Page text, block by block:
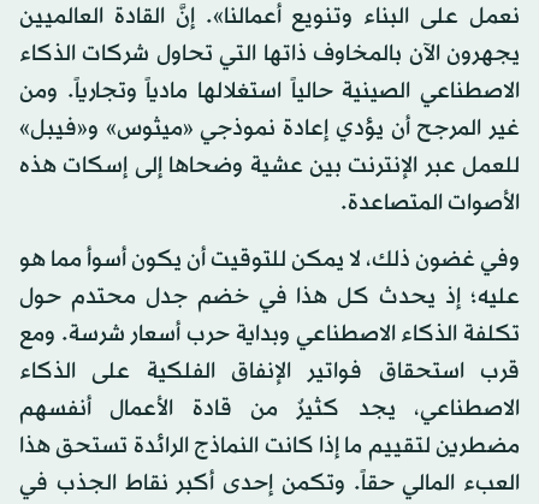
نعمل على البناء وتنويع أعمالنا». إنَّ القادة العالميين
يجهرون الآن بالمخاوف ذاتها التي تحاول شركات الذكاء
الاصطناعي الصينية حالياً استغلالها مادياً وتجارياً. ومن
غير المرجح أن يؤدي إعادة نموذجي «ميثوس» و«فيبل»
للعمل عبر الإنترنت بين عشية وضحاها إلى إسكات هذه
الأصوات المتصاعدة.
وفي غضون ذلك، لا يمكن للتوقيت أن يكون أسوأ مما هو
عليه؛ إذ يحدث كل هذا في خضم جدل محتدم حول
تكلفة الذكاء الاصطناعي وبداية حرب أسعار شرسة. ومع
قرب استحقاق فواتير الإنفاق الفلكية على الذكاء
الاصطناعي، يجد كثيرٌ من قادة الأعمال أنفسهم
مضطرين لتقييم ما إذا كانت النماذج الرائدة تستحق هذا
العبء المالي حقاً. وتكمن إحدى أكبر نقاط الجذب في